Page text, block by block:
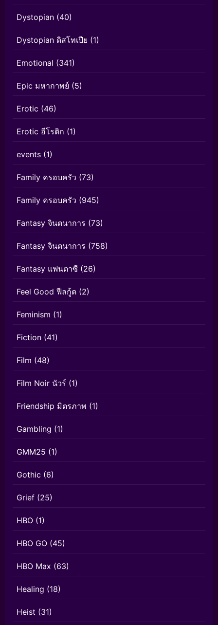
Dystopian (40)
Dystopian ดิสโทเปีย (1)
Emotional (341)
Epic มหากาพย์ (5)
Erotic (46)
Erotic อีโรติก (1)
events (1)
Family ครอบครัว (73)
Family ครอบครัว (945)
Fantasy จินตนาการ (73)
Fantasy จินตนาการ (758)
Fantasy แฟนตาซี (26)
Feel Good ฟีลกู้ด (2)
Feminism (1)
Fiction (41)
Film (48)
Film Noir นัวร์ (1)
Friendship มิตรภาพ (1)
Gambling (1)
GMM25 (1)
Gothic (6)
Grief (25)
HBO (1)
HBO GO (45)
HBO Max (63)
Healing (18)
Heist (31)